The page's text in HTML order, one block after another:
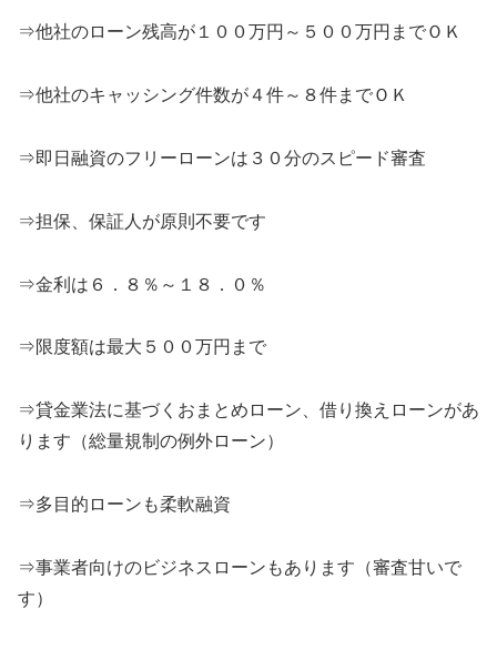
⇒他社のローン残高が１００万円～５００万円までＯＫ
⇒他社のキャッシング件数が４件～８件までＯＫ
⇒即日融資のフリーローンは３０分のスピード審査
⇒担保、保証人が原則不要です
⇒金利は６．８％～１８．０％
⇒限度額は最大５００万円まで
⇒貸金業法に基づくおまとめローン、借り換えローンがあ
ります（総量規制の例外ローン）
⇒多目的ローンも柔軟融資
⇒事業者向けのビジネスローンもあります（審査甘いで
す）